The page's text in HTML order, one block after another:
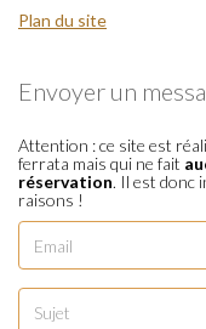
Plan du site
Envoyer un
Attention : ce site est
ferrata mais qui ne fait
réservation. Il est donc
raisons !